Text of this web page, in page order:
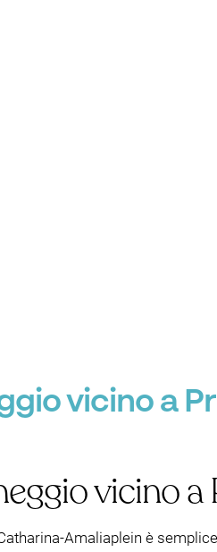
vicino a
vicino
Amaliaplein è